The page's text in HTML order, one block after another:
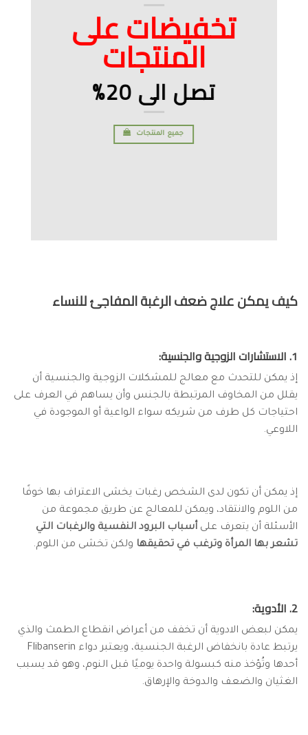
تخفيضات على
المنتجات
تصل الى 20%
جميع المنتجات
كيف يمكن علاج ضعف الرغبة المفاجئ للنساء
1. الاستشارات الزوجية والجنسية:
إذ يمكن للتحدث مع معالج للمشكلات الزوجية والجنسية أن
يقلل من المخاوف المرتبطة بالجنس وأن يساهم في العرف على
احتياجات كل طرف من شريكه سواء الواعية أو الموجودة في
اللاوعي.
إذ يمكن أن تكون لدى الشخص رغبات يخشى الاعتراف بها خوفًا
من اللوم والانتقاد، ويمكن للمعالج عن طريق مجموعة من
الأسئلة أن يتعرف على أسباب البرود النفسية والرغبات التي
تشعر بها المرأة وترغب في تحقيقها ولكن تخشى من اللوم.
2. الأدوية:
يمكن لبعض الادوية أن تخفف من أعراض انقطاع الطمث والذي
يرتبط عادة بانخفاض الرغبة الجنسية، ويعتبر دواء Flibanserin
أحدها وتُؤخذ منه كبسولة واحدة يوميًا قبل النوم، وهو قد يسبب
الغثيان والضعف والدوخة والإرهاق.